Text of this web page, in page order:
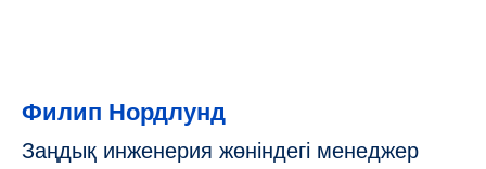
Филип Нордлунд
Заңдық инженерия жөніндегі менеджер